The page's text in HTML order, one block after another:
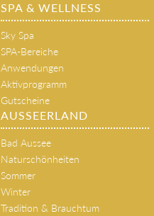
SPA & WELLNESS
Sky Spa
SPA-Bereiche
Anwendungen
Aktivprogramm
Gutscheine
AUSSEERLAND
Bad Aussee
Naturschönheiten
Sommer
Winter
Tradition & Brauchtum